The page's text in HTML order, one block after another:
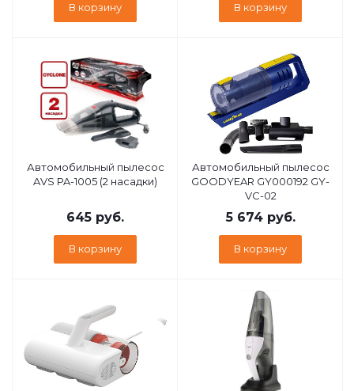
В корзину В корзину
Автомобильный пылесос
AVS PA-1005 (2 насадки)
645 руб.
В корзину
Автомобильный пылесос
GOODYEAR GY000192 GY-
VC-02
5 674руб.
В корзину